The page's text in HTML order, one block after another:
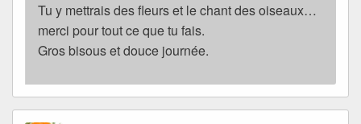
Tu y mettrais des fleurs et le chant des oiseaux…
merci pour tout ce que tu fais.
Gros bisous et douce journée.